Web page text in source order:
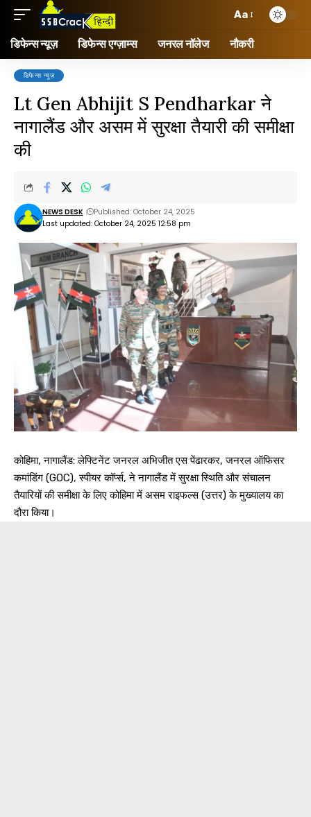
Aa
डिफेन्स न्यूज़ डिफेन्स एग्ज़ाम्स जनरल नॉलेज नौकरी
डिफेन्स न्यूज़
Lt Gen Abhijit S Pendharkar ने
नागालैंड और असम में सुरक्षा तैयारी की समीक्षा
की
Last updated: October 24, 2025 12:58 pm
NEWS DESK Published: October 24, 2025
कोहिमा, नागालैंड: लेफ्टिनेंट जनरल अभिजीत एस पेंढारकर, जनरल ऑफिसर
कमांडिंग (GOC), स्पीयर कॉर्प्स, ने नागालैंड में सुरक्षा स्थिति और संचालन
तैयारियों की समीक्षा के लिए कोहिमा में असम राइफल्स (उत्तर) के मुख्यालय का
दौरा किया।